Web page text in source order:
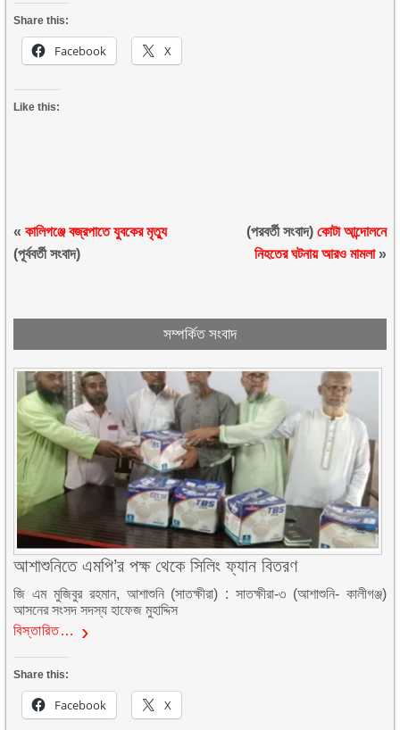
Share this:
Facebook X
Like this:
«কালিগঞ্জে বজ্রপাতে যুবকের মৃত্যু
(পূর্ববর্তী সংবাদ)
(পরবর্তী সংবাদ) কোটা আন্দোলনে
নিহতের ঘটনায় আরও মামলা»
সম্পর্কিত সংবাদ
আশাশুনিতে এমপি’র পক্ষ থেকে সিলিং ফ্যান বিতরণ
জি এম মুজিবুর রহমান, আশাশুনি (সাতক্ষীরা) : সাতক্ষীরা-৩ (আশাশুনি- কালীগঞ্জ)
আসনের সংসদ সদস্য হাফেজ মুহাদ্দিস
বিস্তারিত…
Share this:
Facebook X